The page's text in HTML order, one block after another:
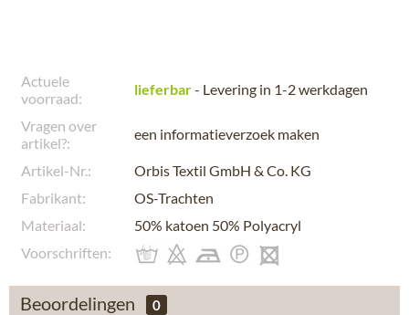
Actuele
voorraad:
lieferbar- Levering in 1-2 werkdagen
Vragen over
artikel?:
een informatieverzoek maken
Artikel-Nr.:
Orbis Textil GmbH & Co. KG
Fabrikant:
OS-Trachten
Materiaal:
50% katoen 50% Polyacryl
Voorschriften:
Beoordelingen 0